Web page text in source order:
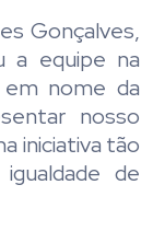
Gonçalves,
a equipe na
nome da
nosso
iniciativa tão
de